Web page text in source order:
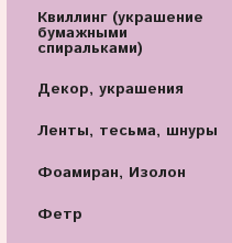
Квиллинг (украшение
бумажными
спиральками)
Декор, украшения
Ленты, тесьма, шнуры
Фоамиран, Изолон
Фетр